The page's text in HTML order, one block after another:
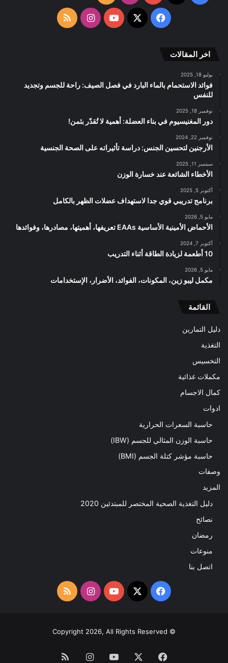
الموقع
فيسبوك
‫X
‫YouTubeانستقرامملخص
اخر المقالات
يوليو 18, 2025
فوائد الاستحمام بالماء البارد في فصل الصيف: راحة للجسم وتجديد
للنفس
نوفمبر 18, 2025
دور المغنيسيوم في بناء العضلة: أهمية لا تُقدّر بثمن!
نوفمبر 22, 2024
الأرجنين لتحسين الجنس: دراسة تأثيراته على الصحة الجنسية
سبتمبر 11, 2025
الأخطاء الشائعة عند خسارة الوزن
أكتوبر 5, 2025
برنامج تدريبي قوي جدا لاستهداف عضلات الظهر بالكامل
مايو 5, 2026
الأحماض الأمينية الأساسية EAAs تعريفها، أهميتها، مصادرها، وفوائدها
أكتوبر 7, 2024
10 أطعمة لزيادة الطاقة أثناء التدريب
مايو 5, 2026
مكمل ليبو زين، المكونات، الفوائد، الأضرار، الإستخدامات
القائمة
دليل التمارين
التغذية
التخسيس
مكملات غذائية
كمال الاجسام
ادوات
حاسبة السعرات الحرارية
حاسبة الوزن المثالي للجسم (IBW)
حاسبة مؤشر كتلة الجسم (BMI)
وصفات
المزيد
دليل التغذية الصحية المختصر للمبتدئين 2020​
نصائح
رمضان
منوعات
اتصل بنا
فيسبوك
‫X
‫YouTubeانستقرامملخص
RSS
© Copyright 2026, All Rights Reserved
فيسبوك ‫YouTubeانستقرام